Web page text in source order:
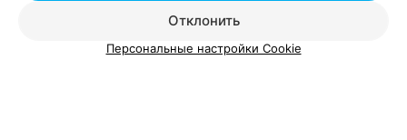
Отклонить
Персональные настройки Cookie